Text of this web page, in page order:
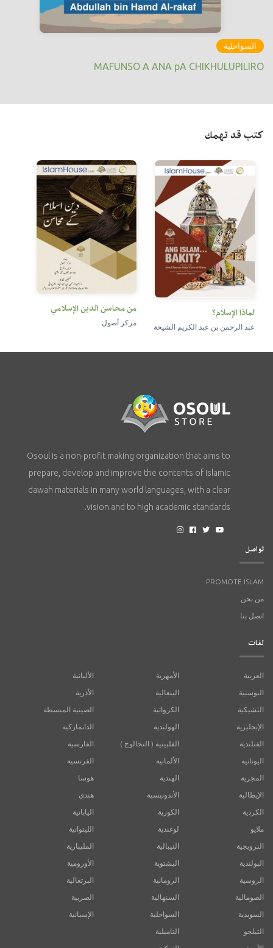
السواحلية
MAFUNSO A ANA pA CHIKHULUPILIRO
كتب قد تهمك
لماذا الإسلام؟
عبد الرحمن بن عبد الكريم الشيحة
من محاسن الدين الإسلامي
مركز أصول
Osoul is a non-profit making organization that aims to
prepare, develop and improve the contents of Islamic
dawah materials in many world languages, with a clear
vision and to high academic standards.
تواصل
PROMOTE ISLAM
من نحن
اتصل بنا
لغات
الألبانية الأمهرية العربية
الأذرية البنغالية البوسنية
الصينية المبسطة الكرواتية التشيكية
الدانماركية الهولندية الإنجليزية
الفارسية الفلبينية ( التجالوج ) الفنلندية
الفرنسية الألمانية اليونانية
هوسا الهندية المجرية
هندي الأندونيسية الإيطالية
اليابانية الكورية الكردية
الليتوانية لوغندية ملايو
المليبارية النيبالية النرويجية
الأورومية البشتوية البولندية
البرتغالية الرومانية الروسية
الصربية السنهالية الصومالية
الإسبانية السواحلية السويدية
التاميلية التيلجو